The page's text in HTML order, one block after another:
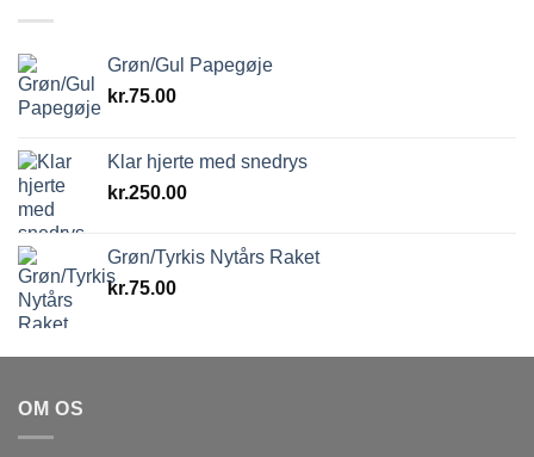
Grøn/Gul Papegøje
kr.75.00
Klar hjerte med snedrys
kr.250.00
Grøn/Tyrkis Nytårs Raket
kr.75.00
OM OS